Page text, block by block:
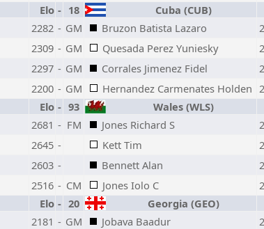
Elo - 18 Cuba (CUB)
2282 - GM Bruzon Batista Lazaro
2309 - GM Quesada Perez Yuniesky
2297 - GM Corrales Jimenez Fidel
2200 - GM Hernandez Carmenates Holden
Elo - 93 Wales (WLS)
2681 - FM Jones Richard S
2645 - Kett Tim
2603 - Bennett Alan
2516 - CM Jones Iolo C
Elo - 20 Georgia (GEO)
2181 - GM Jobava Baadur